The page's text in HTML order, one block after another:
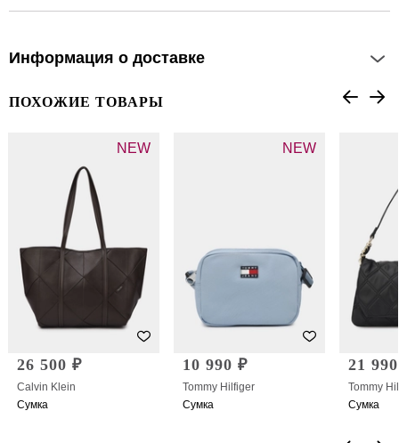
Информация о доставке
ПОХОЖИЕ ТОВАРЫ
NEW
26 500 ₽
Calvin Klein
Сумка
NEW
10 990 ₽
Tommy Hilfiger
Сумка
21
Tommy
Сумка